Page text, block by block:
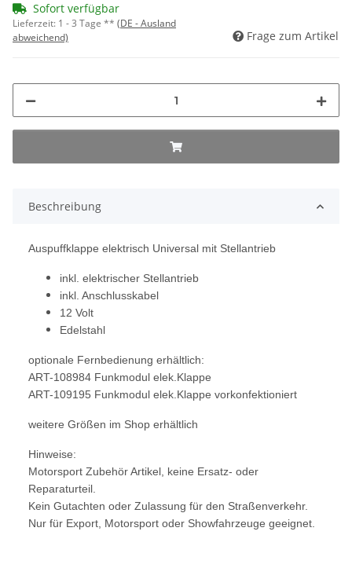
Sofort verfügbar
Lieferzeit: 1 - 3 Tage ** (DE - Ausland
abweichend)
Frage zum Artikel
Beschreibung
Auspuffklappe elektrisch Universal mit Stellantrieb
inkl. elektrischer Stellantrieb
inkl. Anschlusskabel
12 Volt
Edelstahl
optionale Fernbedienung erhältlich:
ART-108984 Funkmodul elek.Klappe
ART-109195 Funkmodul elek.Klappe vorkonfektioniert
weitere Größen im Shop erhältlich
Hinweise:
Motorsport Zubehör Artikel, keine Ersatz- oder
Reparaturteil.
Kein Gutachten oder Zulassung für den Straßenverkehr.
Nur für Export, Motorsport oder Showfahrzeuge geeignet.